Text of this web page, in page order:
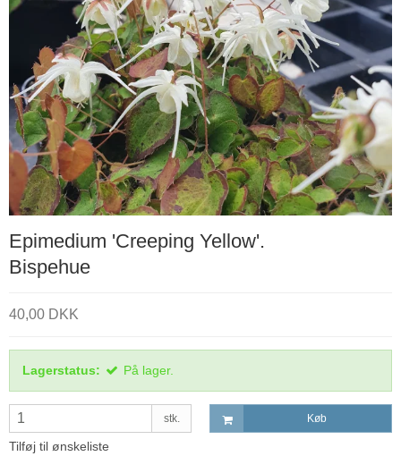
Epimedium 'Creeping Yellow'.
Bispehue
40,00 DKK
Lagerstatus: På lager.
stk. Køb
Tilføj til ønskeliste